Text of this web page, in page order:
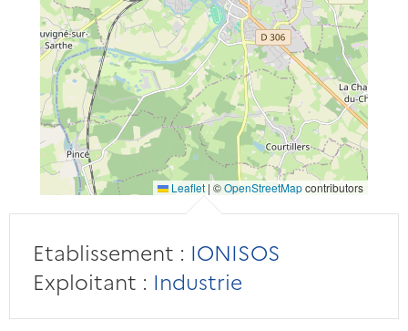
Leaflet | ©OpenStreetMapcontributors
Etablissement : IONISOS
Exploitant : Industrie